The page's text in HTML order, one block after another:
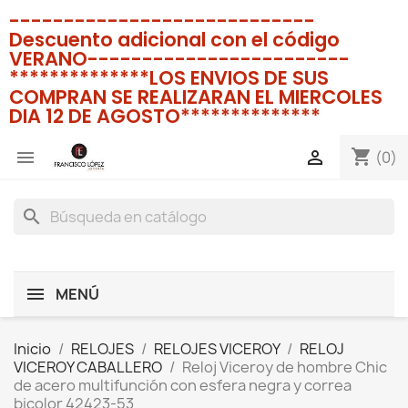
----------------------------
Descuento adicional con el código
VERANO------------------------
**************LOS ENVIOS DE SUS
COMPRAN SE REALIZARAN EL MIERCOLES
DIA 12 DE AGOSTO**************
 shopping_cart (0)

search
MENÚ
Inicio RELOJES RELOJES VICEROY
RELOJ
VICEROY CABALLERO
Reloj Viceroy de hombre Chic
de acero multifunción con esfera negra y correa
bicolor 42423-53